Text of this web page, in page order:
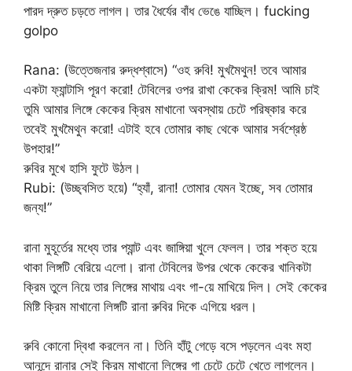
পারদ দ্রুত চড়তে লাগল। তার ধৈর্যের বাঁধ ভেঙে যাচ্ছিল। fucking
golpo
Rana: (উত্তেজনার রুদ্ধশ্বাসে) “ওহ রুবি! মুখমৈথুন! তবে আমার
একটা ফ্যান্টাসি পূরণ করো! টেবিলের ওপর রাখা কেকের ক্রিম! আমি চাই
তুমি আমার লিঙ্গে কেকের ক্রিম মাখানো অবস্থায় চেটে পরিষ্কার করে
তবেই মুখমৈথুন করো! এটাই হবে তোমার কাছ থেকে আমার সর্বশ্রেষ্ঠ
উপহার!”
রুবির মুখে হাসি ফুটে উঠল।
Rubi: (উচ্ছ্বসিত হয়ে) “হ্যাঁ, রানা! তোমার যেমন ইচ্ছে, সব তোমার
জন্য!”
রানা মুহূর্তের মধ্যে তার প্যান্ট এবং জাঙ্গিয়া খুলে ফেলল। তার শক্ত হয়ে
থাকা লিঙ্গটি বেরিয়ে এলো। রানা টেবিলের উপর থেকে কেকের খানিকটা
ক্রিম তুলে নিয়ে তার লিঙ্গের মাথায় এবং গা-য়ে মাখিয়ে দিল। সেই কেকের
মিষ্টি ক্রিম মাখানো লিঙ্গটি রানা রুবির দিকে এগিয়ে ধরল।
রুবি কোনো দ্বিধা করলেন না। তিনি হাঁটু গেড়ে বসে পড়লেন এবং মহা
আনন্দে রানার সেই ক্রিম মাখানো লিঙ্গের গা চেটে চেটে খেতে লাগলেন।